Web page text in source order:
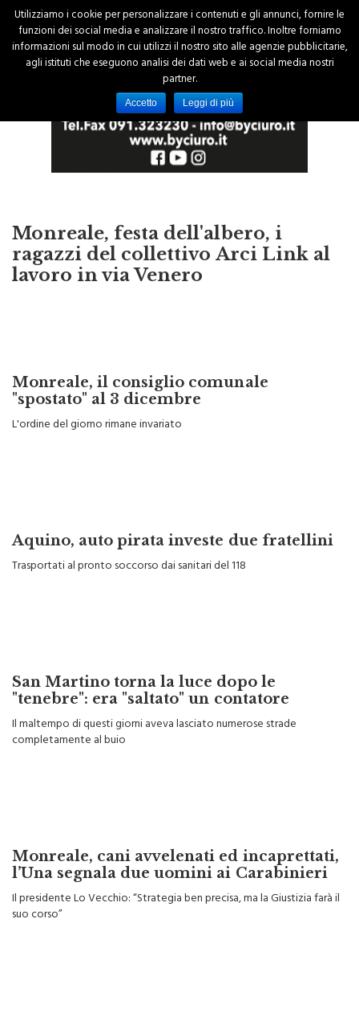
Monreale, festa dell'albero, i
ragazzi del collettivo Arci Link al
lavoro in via Venero
Monreale, il consiglio comunale
"spostato" al 3 dicembre
L'ordine del giorno rimane invariato
Aquino, auto pirata investe due fratellini
Trasportati al pronto soccorso dai sanitari del 118
San Martino torna la luce dopo le
"tenebre": era "saltato" un contatore
Il maltempo di questi giorni aveva lasciato numerose strade
completamente al buio
Monreale, cani avvelenati ed incaprettati,
l’Una segnala due uomini ai Carabinieri
Il presidente Lo Vecchio: “Strategia ben precisa, ma la Giustizia farà il
suo corso”
Utilizziamo i cookie per personalizzare i contenuti e gli annunci, fornire le
funzioni dei social media e analizzare il nostro traffico. Inoltre forniamo
informazioni sul modo in cui utilizzi il nostro sito alle agenzie pubblicitarie,
agli istituti che eseguono analisi dei dati web e ai social media nostri
partner.
Accetto Leggi di più